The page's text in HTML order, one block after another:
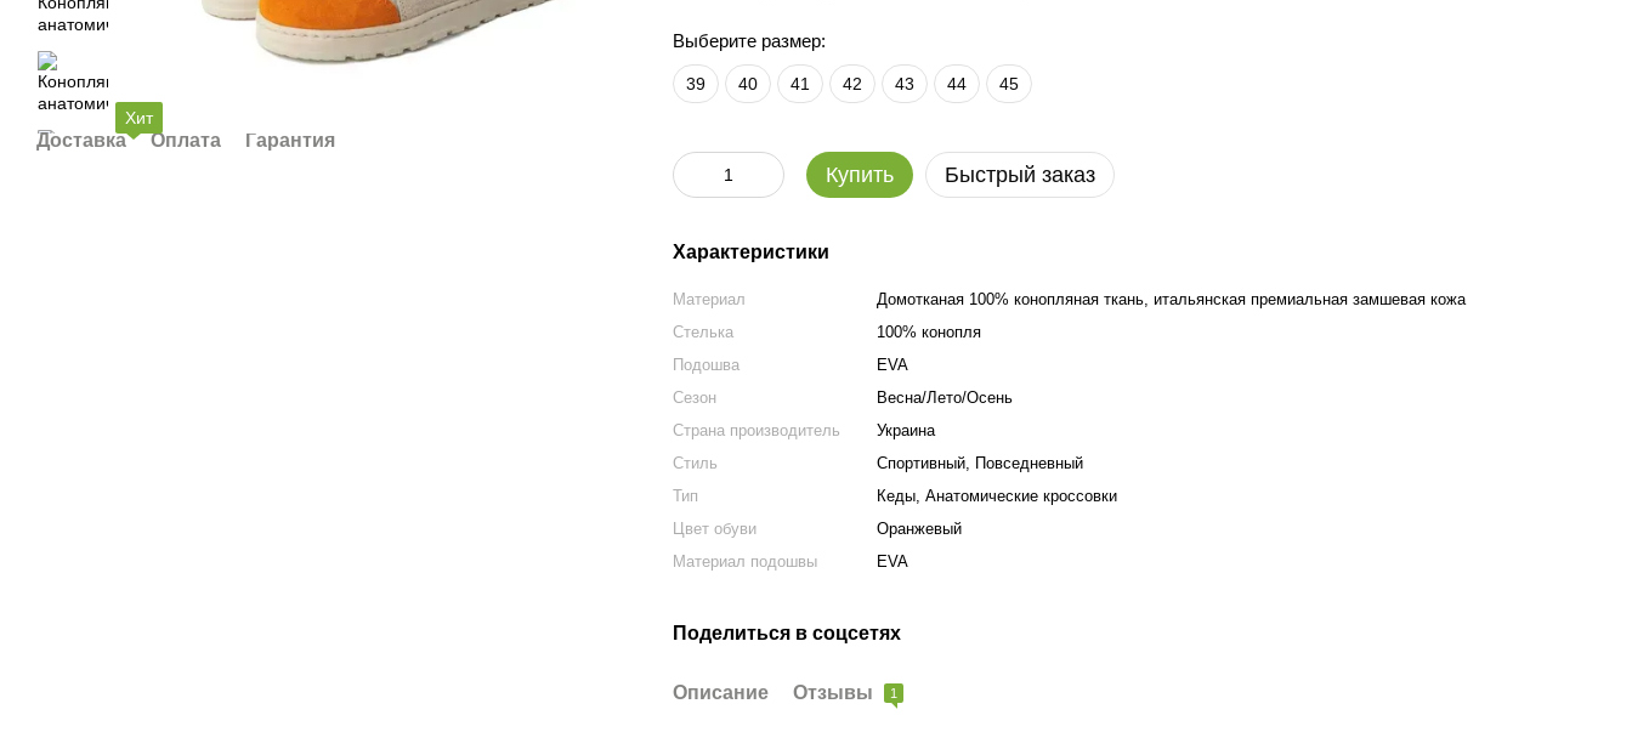
Хит
Доставка Оплата Гарантия
Выберите размер:
39 40 41 42 43 44 45
Купить Быстрый заказ
Характеристики
Материал
Домотканая 100% конопляная ткань, итальянская премиальная замшевая кожа
Стелька
100% конопля
Подошва
EVA
Сезон
Весна/Лето/Осень
Страна производитель
Украина
Стиль
Спортивный, Повседневный
Тип
Кеды, Анатомические кроссовки
Цвет обуви
Оранжевый
Материал подошвы
EVA
Поделиться в соцсетях
Описание Отзывы 1